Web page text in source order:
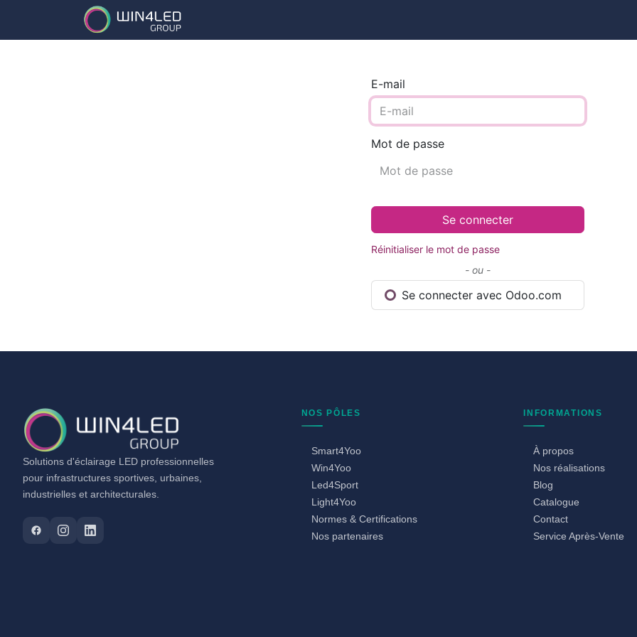
E-mail
Mot de passe
Se connecter
Réinitialiser le mot de passe
- ou -
Se connecter avec Odoo.com
Solutions d'éclairage LED professionnelles
pour infrastructures sportives, urbaines,
industrielles et architecturales.
NOS PÔLES
Smart4Yoo
Win4Yoo
Led4Sport
Light4Yoo
Normes & Certifications
Nos partenaires
INFORMATIONS
À propos
Nos réalisations
Blog
Catalogue
Contact
Service Après-Vente